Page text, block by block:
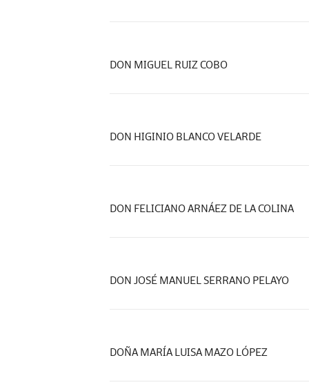
DON MIGUEL RUIZ COBO
DON HIGINIO BLANCO VELARDE
DON FELICIANO ARNÁEZ DE LA COLINA
DON JOSÉ MANUEL SERRANO PELAYO
DOÑA MARÍA LUISA MAZO LÓPEZ